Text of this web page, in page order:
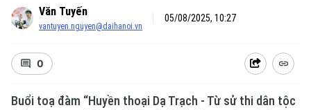
Văn Tuyến
vantuyen.nguyen@daihanoi.vn
05/08/2025, 10:27
0
Buổi toạ đàm “Huyền thoại Dạ Trạch - Từ sử thi dân tộc